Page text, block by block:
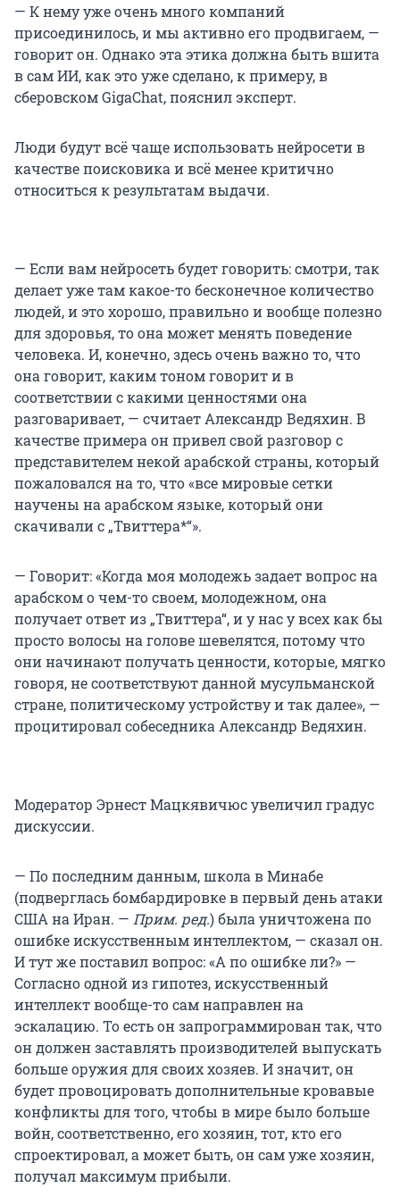
— К нему уже очень много компаний
присоединилось, и мы активно его продвигаем, —
говорит он. Однако эта этика должна быть вшита
в сам ИИ, как это уже сделано, к примеру, в
сберовском GigaChat, пояснил эксперт.
Люди будут всё чаще использовать нейросети в
качестве поисковика и всё менее критично
относиться к результатам выдачи.
— Если вам нейросеть будет говорить: смотри, так
делает уже там какое-то бесконечное количество
людей, и это хорошо, правильно и вообще полезно
для здоровья, то она может менять поведение
человека. И, конечно, здесь очень важно то, что
она говорит, каким тоном говорит и в
соответствии с какими ценностями она
разговаривает, — считает Александр Ведяхин. В
качестве примера он привел свой разговор с
представителем некой арабской страны, который
пожаловался на то, что «все мировые сетки
научены на арабском языке, который они
скачивали с „Твиттера*“».
— Говорит: «Когда моя молодежь задает вопрос на
арабском о чем-то своем, молодежном, она
получает ответ из „Твиттера“, и у нас у всех как бы
просто волосы на голове шевелятся, потому что
они начинают получать ценности, которые, мягко
говоря, не соответствуют данной мусульманской
стране, политическому устройству и так далее», —
процитировал собеседника Александр Ведяхин.
Модератор Эрнест Мацкявичюс увеличил градус
дискуссии.
— По последним данным, школа в Минабе
(подверглась бомбардировке в первый день атаки
США на Иран. — Прим. ред.) была уничтожена по
ошибке искусственным интеллектом, — сказал он.
И тут же поставил вопрос: «А по ошибке ли?» —
Согласно одной из гипотез, искусственный
интеллект вообще-то сам направлен на
эскалацию. То есть он запрограммирован так, что
он должен заставлять производителей выпускать
больше оружия для своих хозяев. И значит, он
будет провоцировать дополнительные кровавые
конфликты для того, чтобы в мире было больше
войн, соответственно, его хозяин, тот, кто его
спроектировал, а может быть, он сам уже хозяин,
получал максимум прибыли.